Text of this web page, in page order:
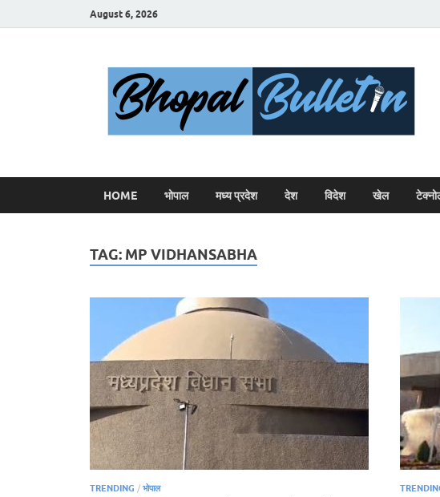
August 6, 2026
HOME भोपाल मध्य प्रदेश देश विदेश खेल
TAG: MP VIDHANSABHA
TRENDING / भोपाल